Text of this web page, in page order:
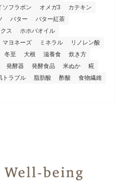
ソフラボン オメガ3
カテキン
バター
バター紅茶
ス
ホホバオイル
マヨネーズ ミネラル
リノレン酸
冬至 大根 滋養食
炊き方
発酵器 発酵食品 米ぬか
糀
トラブル 脂肪酸 酢酸
食物繊維